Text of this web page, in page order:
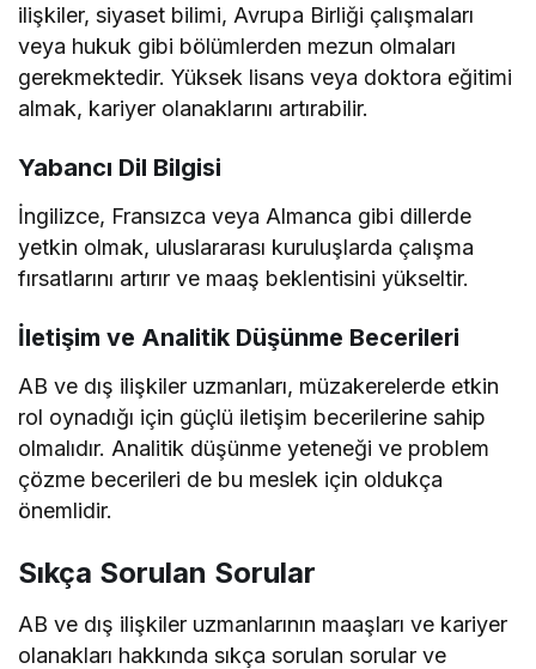
ilişkiler, siyaset bilimi, Avrupa Birliği çalışmaları
veya hukuk gibi bölümlerden mezun olmaları
gerekmektedir. Yüksek lisans veya doktora eğitimi
almak, kariyer olanaklarını artırabilir.
Yabancı Dil Bilgisi
İngilizce, Fransızca veya Almanca gibi dillerde
yetkin olmak, uluslararası kuruluşlarda çalışma
fırsatlarını artırır ve maaş beklentisini yükseltir.
İletişim ve Analitik Düşünme Becerileri
AB ve dış ilişkiler uzmanları, müzakerelerde etkin
rol oynadığı için güçlü iletişim becerilerine sahip
olmalıdır. Analitik düşünme yeteneği ve problem
çözme becerileri de bu meslek için oldukça
önemlidir.
Sıkça Sorulan Sorular
AB ve dış ilişkiler uzmanlarının maaşları ve kariyer
olanakları hakkında sıkça sorulan sorular ve